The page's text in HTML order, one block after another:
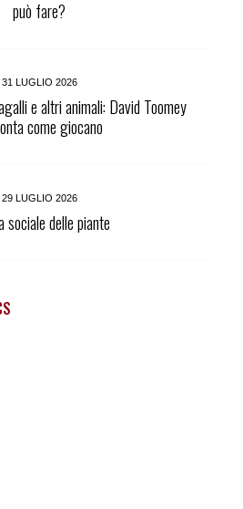
può fare?
31 LUGLIO 2026
e altri animali: David Toomey
come giocano
29 LUGLIO 2026
sociale delle piante